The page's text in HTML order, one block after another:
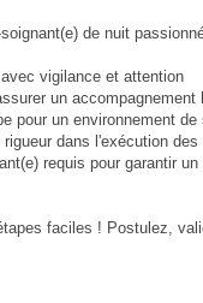
de nuit
vigilance et attention
un accompagnement
pour un environnement
dans l'exécution des
requis pour garantir
faciles ! Postulez,